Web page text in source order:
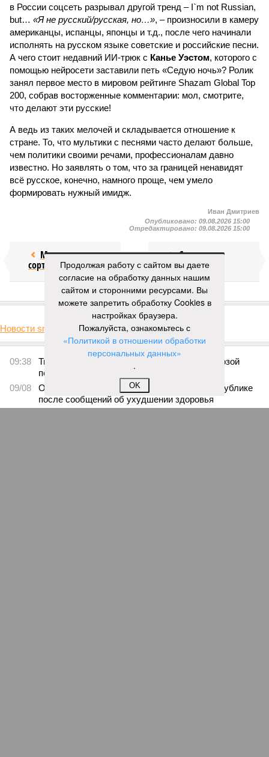
в России соцсеть разрывал другой тренд – I`m not Russian,
but… «Я не русский/русская, но…», – произносили в камеру
американцы, испанцы, японцы и т.д., после чего начинали
исполнять на русском языке советские и российские песни.
А чего стоит недавний ИИ-трюк с Канье Уэстом, которого с
помощью нейросети заставили петь «Седую ночь»? Ролик
занял первое место в мировом рейтинге Shazam Global Top
200, собрав восторженные комментарии: мол, смотрите,
что делают эти русские!
А ведь из таких мелочей и складывается отношение к
стране. То, что мультики с песнями часто делают больше,
чем политики своими речами, профессионалам давно
известно. Но заявлять о том, что за границей ненавидят
всё русское, конечно, намного проще, чем умело
формировать нужный имидж.
Иван Дмитриев
Опубликовано: 09.08.2026 15:00
Отредактировано: 09.08.2026 15:00
Мочить в
сортире
Сплошная
китайШИНА
КОММЕНТАРИИ 0
Новости smi2.ru
Украина //Киев перешёл к террору гражданских, пора давать
адекватный ответ
Киев перешёл к террору гражданских, пора давать
адекватный ответ
Мочить в сортире
Продолжая работу с сайтом вы даете
согласие на обработку данных нашим
сайтом и сторонними ресурсами. Вы
можете запретить обработку Cookies в
настройках браузера.
Пожалуйста, ознакомьтесь с
«Политикой в отношении обработки
персональных данных»
.
OK